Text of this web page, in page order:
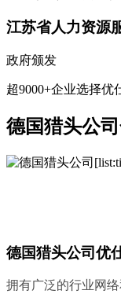
江苏省人力资源
政府颁发
超9000+企业选择优
德国猎头公
德国猎头公司优
拥有广泛的行业网